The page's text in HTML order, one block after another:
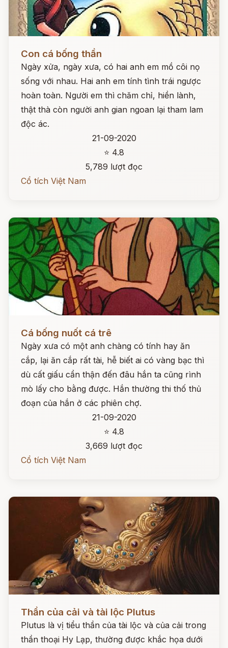
Con cá bống thần
Ngày xửa, ngày xưa, có hai anh em mồ côi nọ
sống với nhau. Hai anh em tính tình trái ngược
hoàn toàn. Người em thì chăm chỉ, hiền lành,
thật thà còn người anh gian ngoan lại tham lam
độc ác.
21-09-2020
⭐ 4.8
5,789 lượt đọc
Cổ tích Việt Nam
Đọc ngay
Cá bống nuốt cá trê
Ngày xưa có một anh chàng có tính hay ăn
cắp, lại ăn cắp rất tài, hễ biết ai có vàng bạc thì
dù cất giấu cẩn thận đến đâu hắn ta cũng rình
mò lấy cho bằng được. Hắn thường thi thố thủ
đoạn của hắn ở các phiên chợ.
21-09-2020
⭐ 4.8
3,669 lượt đọc
Cổ tích Việt Nam
Đọc ngay
Thần của cải và tài lộc Plutus
Plutus là vị tiểu thần của tài lộc và của cải trong
thần thoại Hy Lạp, thường được khắc họa dưới